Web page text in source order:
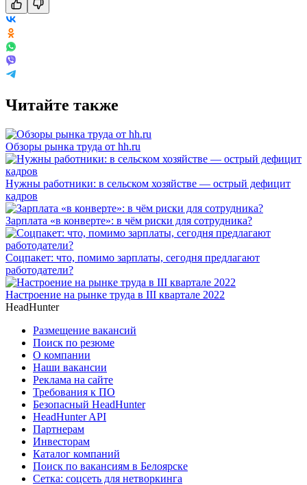
Читайте также
Обзоры рынка труда от hh.ru
Нужны работники: в сельском хозяйстве — острый дефицит
кадров
Зарплата «в конверте»: в чём риски для сотрудника?
Соцпакет: что, помимо зарплаты, сегодня предлагают
работодатели?
Настроение на рынке труда в III квартале 2022
HeadHunter
Размещение вакансий
Поиск по резюме
О компании
Наши вакансии
Реклама на сайте
Требования к ПО
Безопасный HeadHunter
HeadHunter API
Партнерам
Инвесторам
Каталог компаний
Поиск по вакансиям в Белоярске
Сетка: соцсеть для нетворкинга